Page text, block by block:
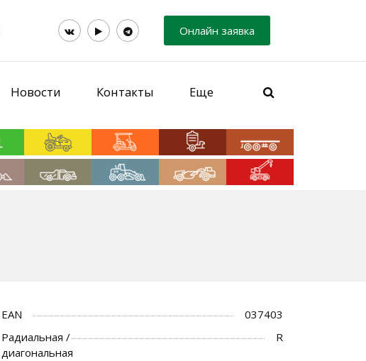
Онлайн заявка
Новости Контакты Еще
EAN
037403
Радиальная /
диагональная
R